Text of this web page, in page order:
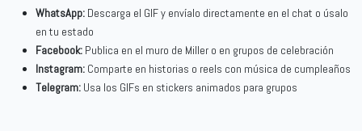
WhatsApp: Descarga el GIF y envíalo directamente en el chat o úsalo
en tu estado
Facebook: Publica en el muro de Miller o en grupos de celebración
Instagram: Comparte en historias o reels con música de cumpleaños
Telegram: Usa los GIFs en stickers animados para grupos